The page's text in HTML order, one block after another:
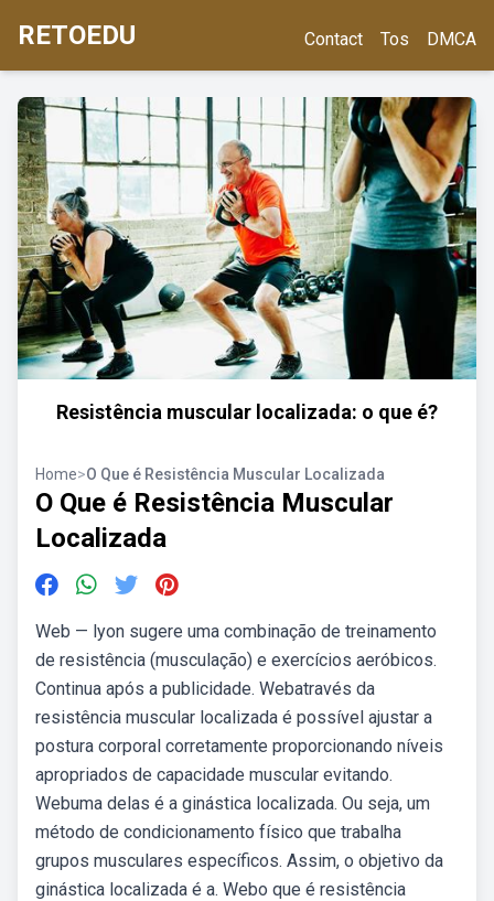
RETOEDU Contact Tos DMCA
Resistência muscular localizada: o que é?
Home>O Que é Resistência Muscular Localizada
O Que é Resistência Muscular
Localizada
Web — lyon sugere uma combinação de treinamento
de resistência (musculação) e exercícios aeróbicos.
Continua após a publicidade. Webatravés da
resistência muscular localizada é possível ajustar a
postura corporal corretamente proporcionando níveis
apropriados de capacidade muscular evitando.
Webuma delas é a ginástica localizada. Ou seja, um
método de condicionamento físico que trabalha
grupos musculares específicos. Assim, o objetivo da
ginástica localizada é a. Webo que é resistência